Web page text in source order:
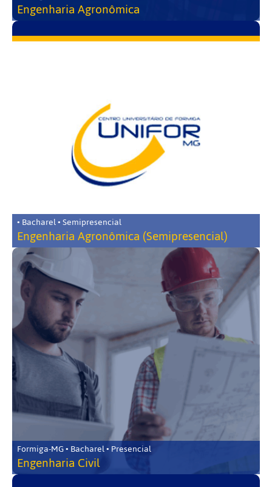
Engenharia Agronômica
• Bacharel • Semipresencial
Engenharia Agronômica (Semipresencial)
Formiga-MG • Bacharel • Presencial
Engenharia Civil